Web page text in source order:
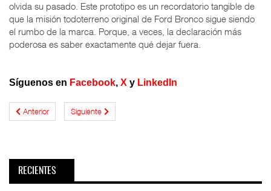
olvida su pasado. Este prototipo es un recordatorio tangible de
que la misión todoterreno original de Ford Bronco sigue siendo
el rumbo de la marca. Porque, a veces, la declaración más
poderosa es saber exactamente qué dejar fuera.
Síguenos en Facebook, X y LinkedIn
Anterior Siguiente
RECIENTES